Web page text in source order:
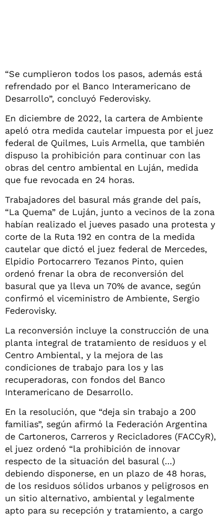
“Se cumplieron todos los pasos, además está
refrendado por el Banco Interamericano de
Desarrollo”, concluyó Federovisky.
En diciembre de 2022, la cartera de Ambiente
apeló otra medida cautelar impuesta por el juez
federal de Quilmes, Luis Armella, que también
dispuso la prohibición para continuar con las
obras del centro ambiental en Luján, medida
que fue revocada en 24 horas.
Trabajadores del basural más grande del país,
“La Quema” de Luján, junto a vecinos de la zona
habían realizado el jueves pasado una protesta y
corte de la Ruta 192 en contra de la medida
cautelar que dictó el juez federal de Mercedes,
Elpidio Portocarrero Tezanos Pinto, quien
ordenó frenar la obra de reconversión del
basural que ya lleva un 70% de avance, según
confirmó el viceministro de Ambiente, Sergio
Federovisky.
La reconversión incluye la construcción de una
planta integral de tratamiento de residuos y el
Centro Ambiental, y la mejora de las
condiciones de trabajo para los y las
recuperadoras, con fondos del Banco
Interamericano de Desarrollo.
En la resolución, que “deja sin trabajo a 200
familias”, según afirmó la Federación Argentina
de Cartoneros, Carreros y Recicladores (FACCyR),
el juez ordenó “la prohibición de innovar
respecto de la situación del basural (...)
debiendo disponerse, en un plazo de 48 horas,
de los residuos sólidos urbanos y peligrosos en
un sitio alternativo, ambiental y legalmente
apto para su recepción y tratamiento, a cargo